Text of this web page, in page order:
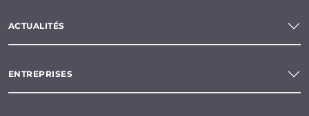
ACTUALITÉS
ENTREPRISES